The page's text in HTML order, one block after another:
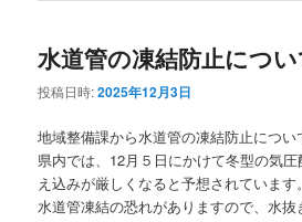
水道管の凍結防止につ
投稿日時:2025年12月3日
地域整備課から水道管の凍結防止につい
県内では、12月５日にかけて冬型の気
え込みが厳しくなると予想されています。
水道管凍結の恐れがありますので、水